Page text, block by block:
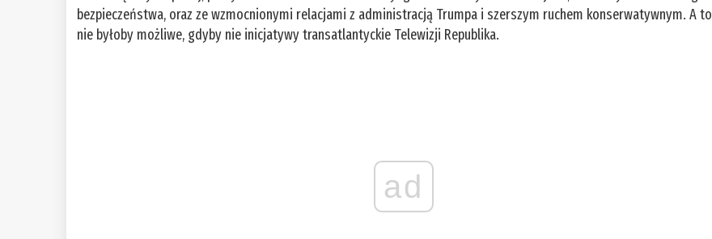
bezpieczeństwa, oraz ze wzmocnionymi relacjami z administracją Trumpa i szerszym ruchem konserwatywnym. A to
nie byłoby możliwe, gdyby nie inicjatywy transatlantyckie Telewizji Republika.
ad